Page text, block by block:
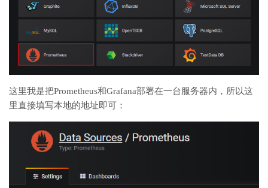
这里我是把Prometheus和Grafana部署在一台服务器内，所以这
里直接填写本地的地址即可：